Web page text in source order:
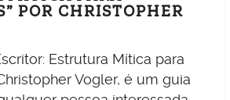
POR CHRISTOPHER
Estrutura Mítica para
Vogler, é um guia